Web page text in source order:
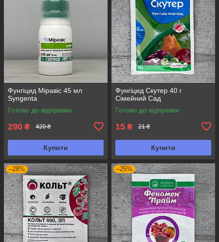
Фунгіцид Міравіс 45 мл
Syngenta
Готово до відправки
290 ₴ 420 ₴
Купити
Фунгіцид Скутер 40 г
Сімейний Сад
Готово до відправки
15 ₴ 21 ₴
Купити
–28% –25%